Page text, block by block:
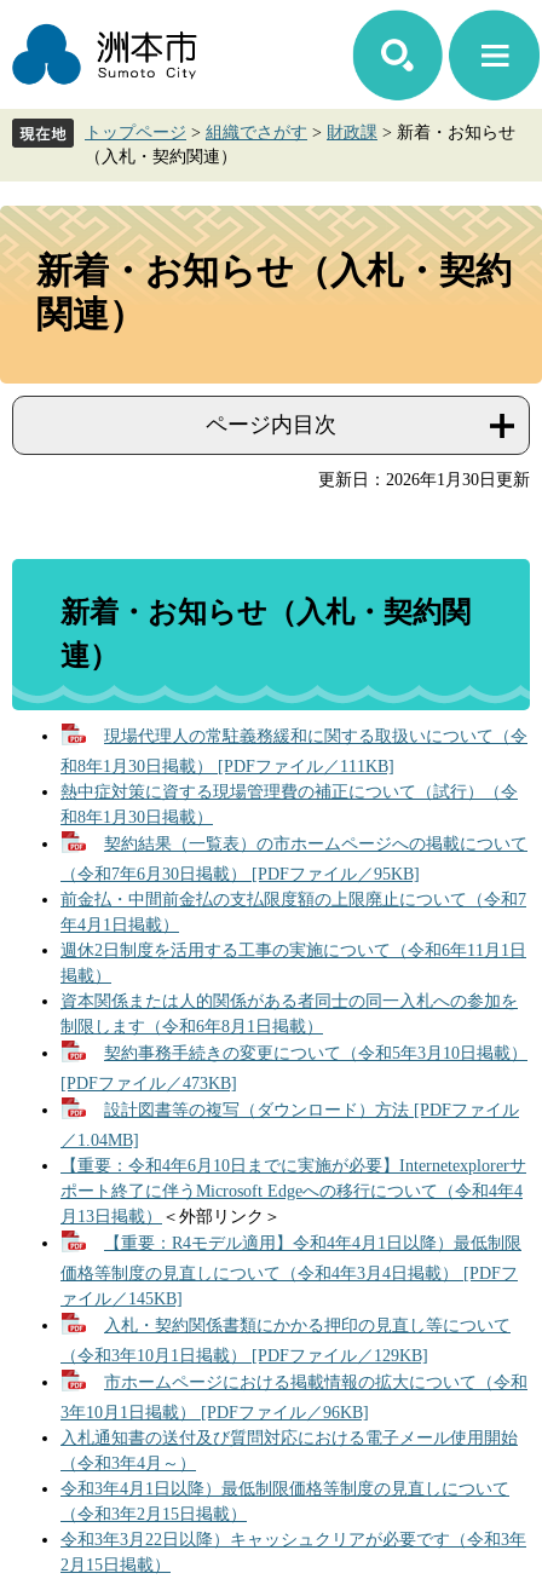
ジ
先
ュ
を
て
本
トップページ > 組織でさがす > 財政課 > 新着・お知らせ
（入札・契約関連）
本
文
新着・お知らせ（入札・契約
関連）
ページ内目次
更新日：2026年1月30日更新
新着・お知らせ（入札・契約関
連）
現場代理人の常駐義務緩和に関する取扱いについて（令
和8年1月30日掲載） [PDFファイル／111KB]
熱中症対策に資する現場管理費の補正について（試行）（令
和8年1月30日掲載）
契約結果（一覧表）の市ホームページへの掲載について
（令和7年6月30日掲載） [PDFファイル／95KB]
前金払・中間前金払の支払限度額の上限廃止について（令和7
年4月1日掲載）
週休2日制度を活用する工事の実施について（令和6年11月1日
掲載）
資本関係または人的関係がある者同士の同一入札への参加を
制限します（令和6年8月1日掲載）
契約事務手続きの変更について（令和5年3月10日掲載）
[PDFファイル／473KB]
設計図書等の複写（ダウンロード）方法 [PDFファイル
／1.04MB]
【重要：令和4年6月10日までに実施が必要】Internetexplorerサ
ポート終了に伴うMicrosoft Edgeへの移行について（令和4年4
月13日掲載）
＜外部リンク＞
【重要：R4モデル適用】令和4年4月1日以降）最低制限
価格等制度の見直しについて（令和4年3月4日掲載） [PDFフ
ァイル／145KB]
入札・契約関係書類にかかる押印の見直し等について
（令和3年10月1日掲載） [PDFファイル／129KB]
市ホームページにおける掲載情報の拡大について（令和
3年10月1日掲載） [PDFファイル／96KB]
入札通知書の送付及び質問対応における電子メール使用開始
（令和3年4月～）
令和3年4月1日以降）最低制限価格等制度の見直しについて
（令和3年2月15日掲載）
令和3年3月22日以降）キャッシュクリアが必要です（令和3年
2月15日掲載）